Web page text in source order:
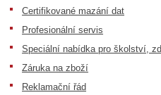
Certifikované mazání dat
Profesionální servis
Speciální nabídka pro školství,
Záruka na zboží
Reklamační řád